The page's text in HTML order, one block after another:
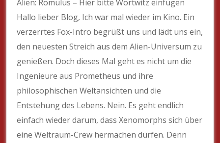
Alien: Romulus – Hier bitte Wortwitz einfügen
Hallo lieber Blog, Ich war mal wieder im Kino. Ein
verzerrtes Fox-Intro begrüßt uns und lädt uns ein,
den neuesten Streich aus dem Alien-Universum zu
genießen. Doch dieses Mal geht es nicht um die
Ingenieure aus Prometheus und ihre
philosophischen Weltansichten und die
Entstehung des Lebens. Nein. Es geht endlich
einfach wieder darum, dass Xenomorphs sich über
eine Weltraum-Crew hermachen dürfen. Denn